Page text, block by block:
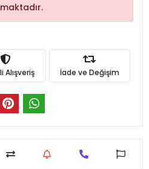
Alışveriş İade ve Değişim